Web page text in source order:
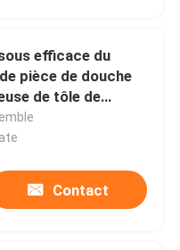
efficace du
pièce de douche
de tôle de
par
Contact